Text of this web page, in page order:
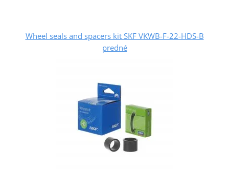
Wheel seals and spacers kit SKF VKWB-F-22-HDS-B
predné